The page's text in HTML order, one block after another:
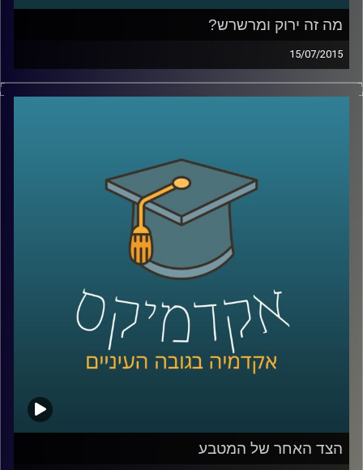
מה זה ירוק ומרשרש?
15/07/2015
אנחנו מתקשים לעכל שרווח כלכלי יכול
השקעות אחראיות. שקיפות היא ערך עליון
בסיפור, והכלים להטמעתה הם רגולציה וחינוך.
מה יכולים תאגידים וחברות לעשות בנדון, ומה
יכול כל אדם בעל קרן פנסיה לעשות כדי
להעלות את המודעות ואת מעמדן של
ההשקעות החברתיות?
קרדיט תמונות:AudioVersity
הצד האחר של המטבע